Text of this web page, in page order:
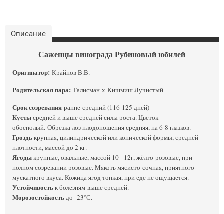
Описание
Саженцы винограда Рубиновый юбилей
Оригинатор: Крайнов В.В.
Родительская пара: Талисман х Кишмиш Лучистый
Срок созревания ранне-средний (116-125 дней)
Кустысредней и выше средней силы роста. Цветок
обоеполый. Обрезка лоз плодоношения средняя, на 6-8 глазков.
Гроздькрупная, цилиндрической или конической формы, средней
плотности, массой до 2 кг.
Ягодыкрупные, овальные, массой 10 - 12г, жёлто-розовые, при
полном созревании розовые. Мякоть мясисто-сочная, приятного
мускатного вкуса. Кожица ягод тонкая, при еде не ощущается.
Устойчивостьк болезням выше средней.
Морозостойкостьдо -23°С.